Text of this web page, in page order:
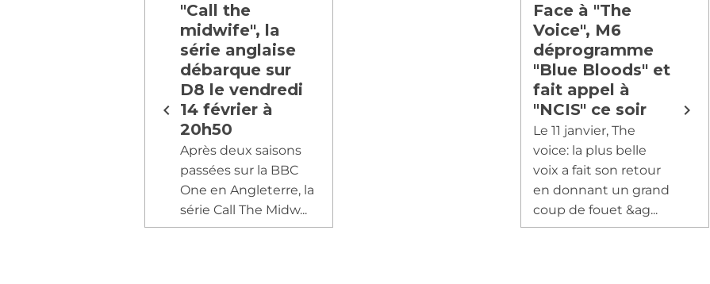
"Call the
midwife", la
série anglaise
débarque sur
D8 le vendredi
14 février à
20h50
Après deux saisons
passées sur la BBC
One en Angleterre, la
série Call The Midw...
Face à "The
Voice", M6
déprogramme
"Blue Bloods" et
fait appel à
"NCIS" ce soir
Le 11 janvier, The
voice: la plus belle
voix a fait son retour
en donnant un grand
coup de fouet &ag...